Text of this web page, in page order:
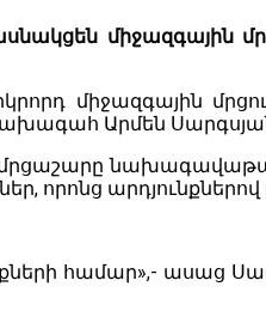
միջազգային
միջազգային
Արմեն
որոնց արդյունքներով
համար»,- ասաց